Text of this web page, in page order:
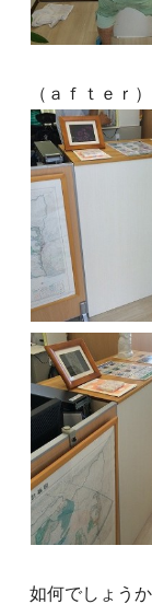
（ａｆｔｅｒ）
如何でしょうか